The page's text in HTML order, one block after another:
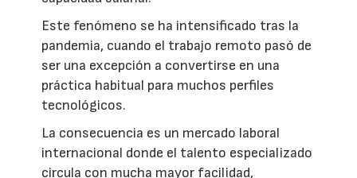
Este fenómeno se ha intensificado tras la
pandemia, cuando el trabajo remoto pasó de
ser una excepción a convertirse en una
práctica habitual para muchos perfiles
tecnológicos.
La consecuencia es un mercado laboral
internacional donde el talento especializado
circula con mucha mayor facilidad,